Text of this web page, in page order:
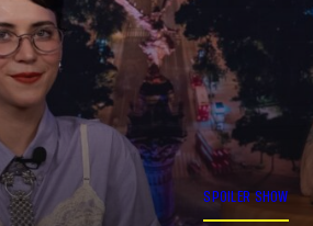
SPOILER SHOW